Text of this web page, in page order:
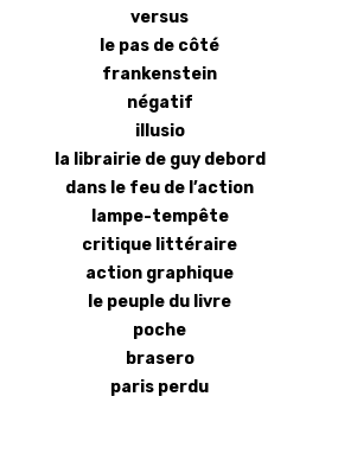
versus
le pas de côté
frankenstein
négatif
illusio
la librairie de guy debord
dans le feu de l’action
lampe-tempête
critique littéraire
action graphique
le peuple du livre
poche
brasero
paris perdu